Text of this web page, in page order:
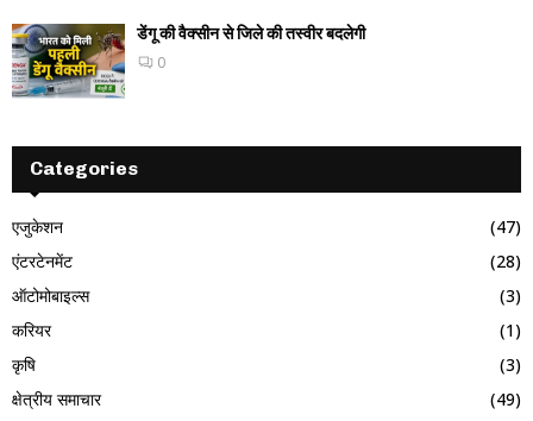
डेंगू की वैक्सीन से जिले की तस्वीर बदलेगी
0
Categories
एजुकेशन
(47)
एंटरटेनमेंट
(28)
ऑटोमोबाइल्स
(3)
करियर
(1)
कृषि
(3)
क्षेत्रीय समाचार
(49)